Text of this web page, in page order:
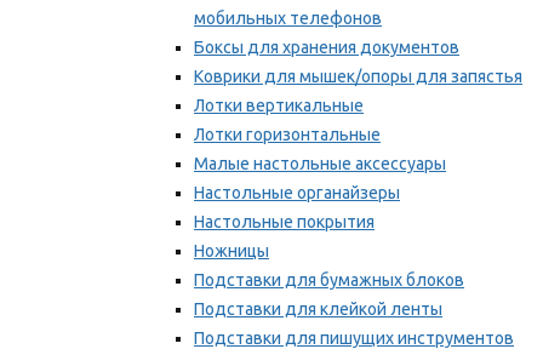
мобильных телефонов
Боксы для хранения документов
Коврики для мышек/опоры для запястья
Лотки вертикальные
Лотки горизонтальные
Малые настольные аксессуары
Настольные органайзеры
Настольные покрытия
Ножницы
Подставки для бумажных блоков
Подставки для клейкой ленты
Подставки для пишущих инструментов